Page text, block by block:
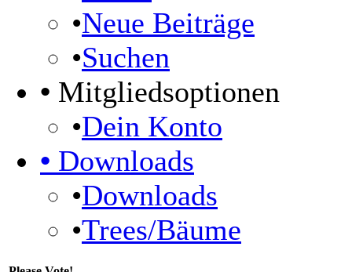
•Neue Beiträge
•Suchen
• Mitgliedsoptionen
•Dein Konto
• Downloads
•Downloads
•Trees/Bäume